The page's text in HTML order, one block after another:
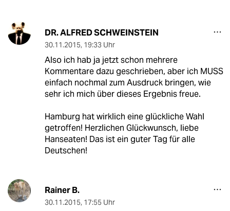
DR. ALFRED SCHWEINSTEIN
30.11.2015, 19:33 Uhr
Also ich hab ja jetzt schon mehrere
Kommentare dazu geschrieben, aber ich MUSS
einfach nochmal zum Ausdruck bringen, wie
sehr ich mich über dieses Ergebnis freue.
Hamburg hat wirklich eine glückliche Wahl
getroffen! Herzlichen Glückwunsch, liebe
Hanseaten! Das ist ein guter Tag für alle
Deutschen!
Rainer B.
30.11.2015, 17:55 Uhr